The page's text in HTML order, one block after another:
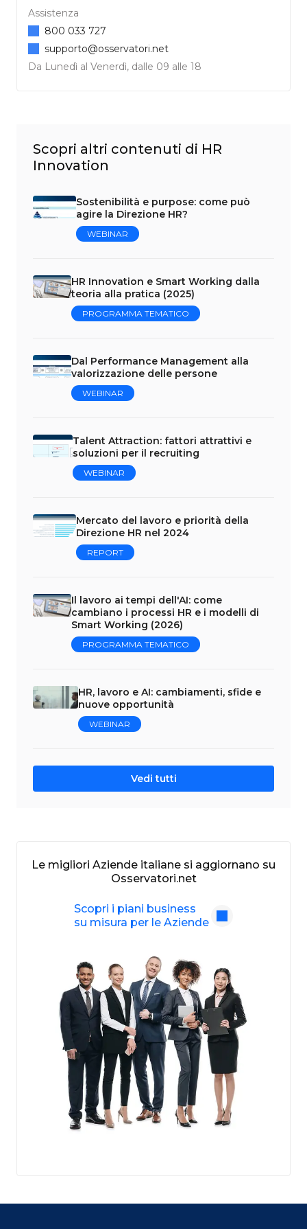
Assistenza
Da Lunedì al Venerdì, dalle 09 alle 18
800 033 727
supporto@osservatori.net
Scopri altri contenuti di HR
Innovation
Sostenibilità e purpose: come può
agire la Direzione HR?
WEBINAR
HR Innovation e Smart Working dalla
teoria alla pratica (2025)
PROGRAMMA TEMATICO
Dal Performance Management alla
valorizzazione delle persone
WEBINAR
Talent Attraction: fattori attrattivi e
soluzioni per il recruiting
WEBINAR
Mercato del lavoro e priorità della
Direzione HR nel 2024
REPORT
Il lavoro ai tempi dell'AI: come
cambiano i processi HR e i modelli di
Smart Working (2026)
PROGRAMMA TEMATICO
HR, lavoro e AI: cambiamenti, sfide e
nuove opportunità
WEBINAR
Vedi tutti
Le migliori Aziende italiane si aggiornano su
Osservatori.net
Scopri i piani business
su misura per le Aziende